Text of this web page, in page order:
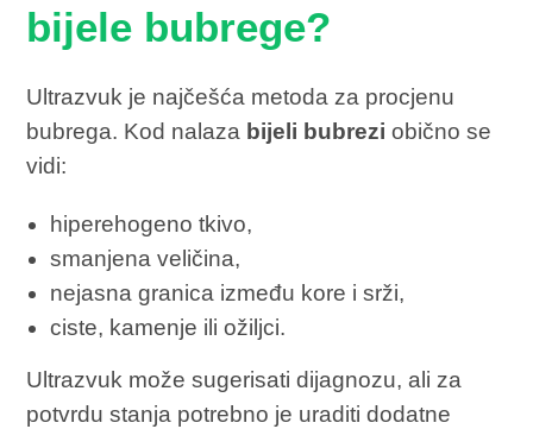
bijele bubrege?
Ultrazvuk je najčešća metoda za procjenu
bubrega. Kod nalaza bijeli bubrezi obično se
vidi:
hiperehogeno tkivo,
smanjena veličina,
nejasna granica između kore i srži,
ciste, kamenje ili ožiljci.
Ultrazvuk može sugerisati dijagnozu, ali za
potvrdu stanja potrebno je uraditi dodatne